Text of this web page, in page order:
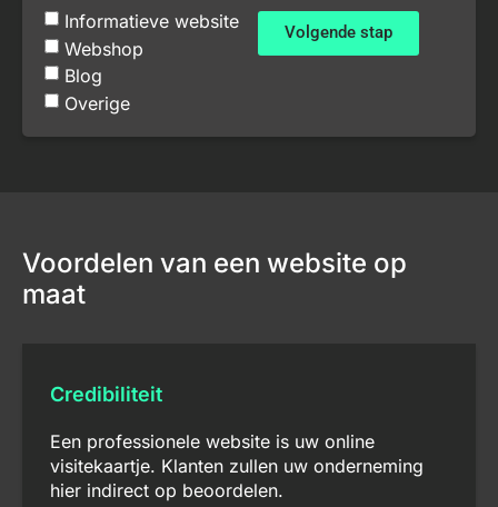
Informatieve website
Webshop
Blog
Overige
Volgende stap
Voordelen van een website op
maat
Credibiliteit
Een professionele website is uw online
visitekaartje. Klanten zullen uw onderneming
hier indirect op beoordelen.